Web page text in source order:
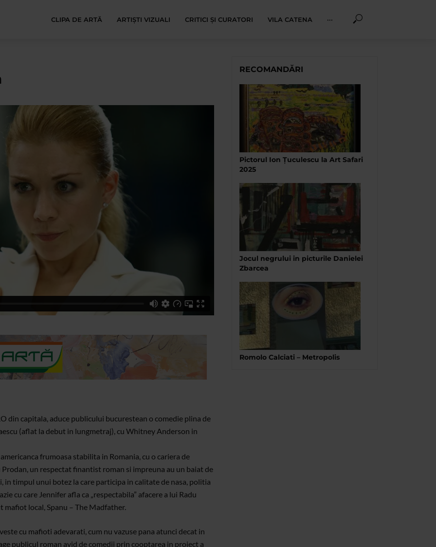
CLIPA DE ARTĂ ARTIȘTI VIZUALI CRITICI ȘI CURATORI VILA CATENA ···
din capitala, aduce publicului bucurestean o comedie plina de
(aflat la debut in lungmetraj), cu Whitney Anderson in
frumoasa stabilita in Romania, cu o cariera de
un respectat finantist roman si impreuna au un baiat de
in timpul unui botez la care participa in calitate de nasa, politia
cu care Jennifer afla ca „respectabila” afacere a lui Radu
local, Spanu – The Madfather.
cu mafioti adevarati, cum nu vazuse pana atunci decat in
publicul roman avid de comedii prin cooptarea in proiect a
RECOMANDĂRI
Pictorul Ion Țuculescu la Art Safari
2025
Jocul negrului in picturile Danielei
Zbarcea
Romolo Calciati – Metropolis